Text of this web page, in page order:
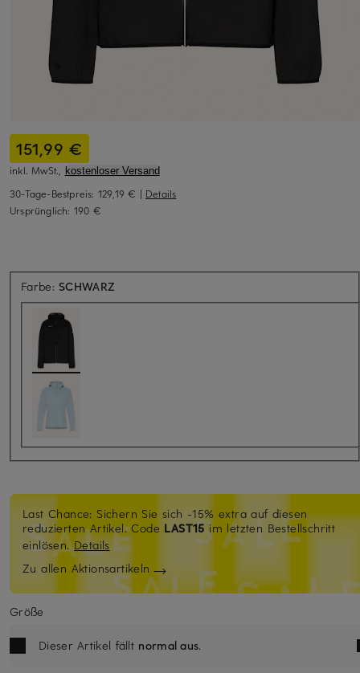
151,99 €
inkl. MwSt., kostenloser Versand
30-Tage-Bestpreis: 129,19 € | Details
Ursprünglich: 190 €
Farbe: SCHWARZ
Last Chance: Sichern Sie sich -15% extra auf diesen
reduzierten Artikel. Code LAST15im letzten Bestellschritt
einlösen.Details
Zu allen Aktionsartikeln
Größe
Dieser Artikel fällt normal aus.